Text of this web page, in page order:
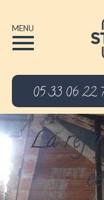
MENU
05 33 06 22
La